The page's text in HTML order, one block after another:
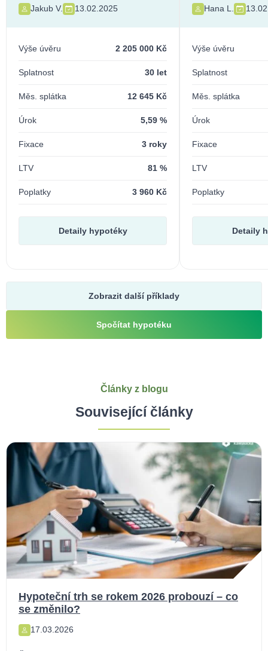
Jakub V. 13.02.2025
Výše úvěru 2 205 000 Kč
Splatnost 30 let
Měs. splátka 12 645 Kč
Úrok 5,59 %
Fixace 3 roky
LTV 81 %
Poplatky 3 960 Kč
Detaily hypotéky
Hana L.
Výše úvěru
Splatnost
Měs. splátka
Úrok
Fixace
LTV
Poplatky
Detaily
Zobrazit další příklady
Spočítat hypotéku
Články z blogu
Související články
Hypoteční trh se rokem 2026 probouzí – co
se změnilo?
17.03.2026